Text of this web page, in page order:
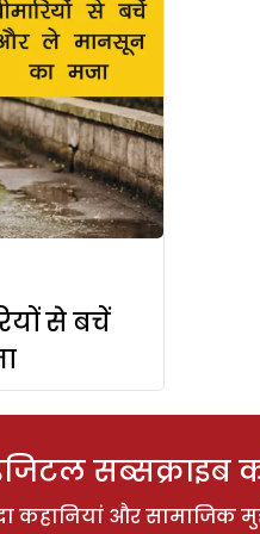
से बचें
सब्सक्राइब
कहानियां और सामाजिक